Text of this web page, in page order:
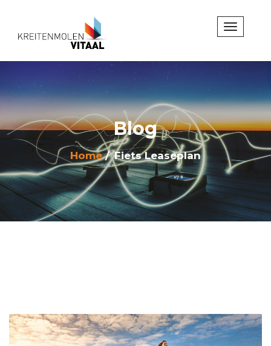
Blog
Home Fiets Leaseplan